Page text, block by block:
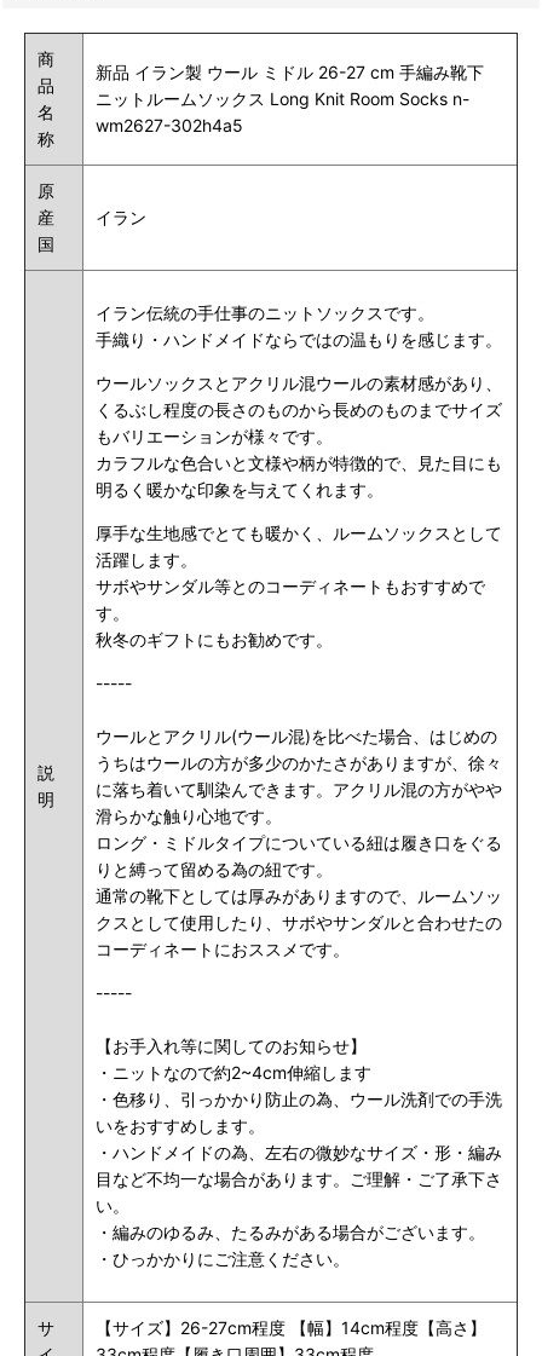
商
品
名
称
新品 イラン製 ウール ミドル 26-27 cm 手編み靴下
ニットルームソックス Long Knit Room Socks n-
wm2627-302h4a5
原
産
国
イラン
説
明
イラン伝統の手仕事のニットソックスです。
手織り・ハンドメイドならではの温もりを感じます。
ウールソックスとアクリル混ウールの素材感があり、
くるぶし程度の長さのものから長めのものまでサイズ
もバリエーションが様々です。
カラフルな色合いと文様や柄が特徴的で、見た目にも
明るく暖かな印象を与えてくれます。
厚手な生地感でとても暖かく、ルームソックスとして
活躍します。
サボやサンダル等とのコーディネートもおすすめで
す。
秋冬のギフトにもお勧めです。
-----
ウールとアクリル(ウール混)を比べた場合、はじめの
うちはウールの方が多少のかたさがありますが、徐々
に落ち着いて馴染んできます。アクリル混の方がやや
滑らかな触り心地です。
ロング・ミドルタイプについている紐は履き口をぐる
りと縛って留める為の紐です。
通常の靴下としては厚みがありますので、ルームソッ
クスとして使用したり、サボやサンダルと合わせたの
コーディネートにおススメです。
-----
【お手入れ等に関してのお知らせ】
・ニットなので約2~4cm伸縮します
・色移り、引っかかり防止の為、ウール洗剤での手洗
いをおすすめします。
・ハンドメイドの為、左右の微妙なサイズ・形・編み
目など不均一な場合があります。ご理解・ご了承下さ
い。
・編みのゆるみ、たるみがある場合がございます。
・ひっかかりにご注意ください。
サ
【サイズ】26-27cm程度 【幅】14cm程度【高さ】